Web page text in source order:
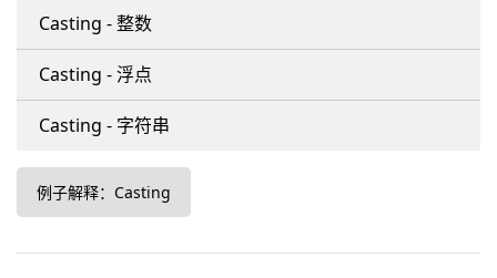
Casting - 整数
Casting - 浮点
Casting - 字符串
例子解释：Casting